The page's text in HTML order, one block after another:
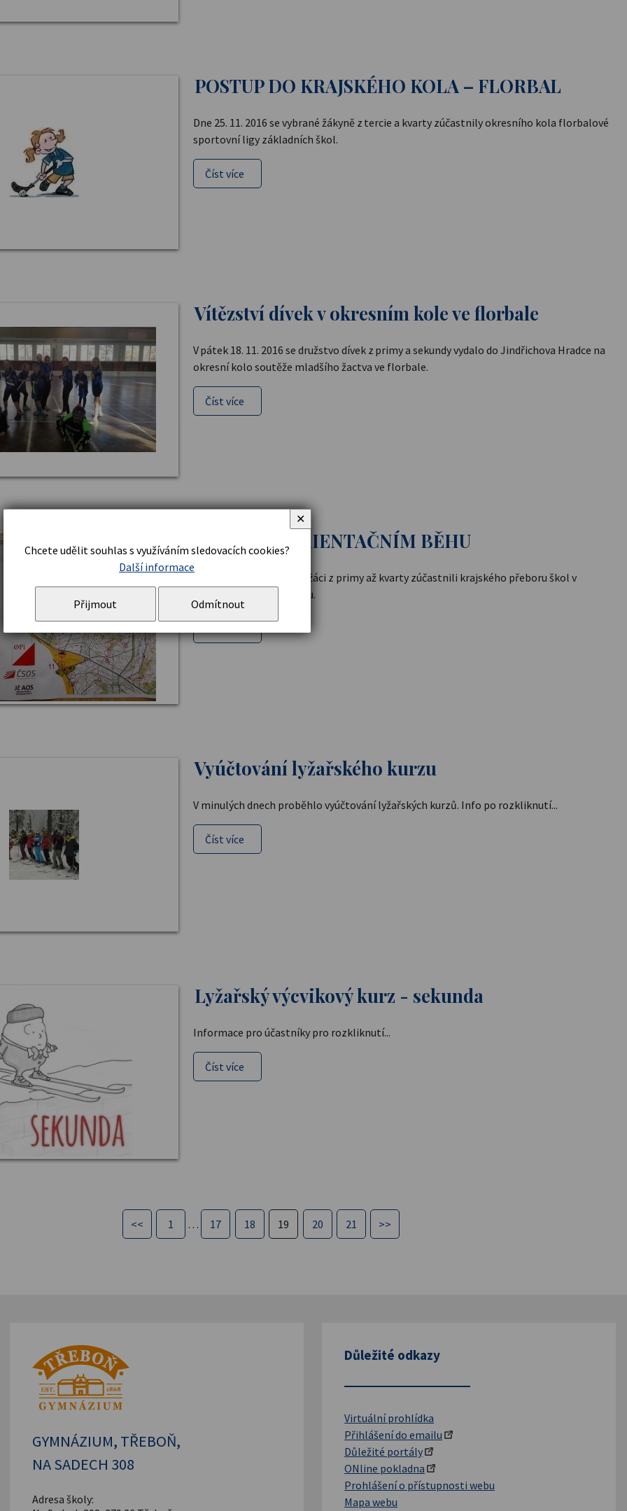
POSTUP DO KRAJSKÉHO KOLA – FLORBAL
Dne 25. 11. 2016 se vybrané žákyně z tercie a kvarty zúčastnily okresního kola florbalové
sportovní ligy základních škol.
Číst více
Vítězství dívek v okresním kole ve florbale
V pátek 18. 11. 2016 se družstvo dívek z primy a sekundy vydalo do Jindřichova Hradce na
okresní kolo soutěže mladšího žactva ve florbale.
Číst více
ÚSPĚCH V ORIENTAČNÍM BĚHU
Dne 4. 5. 2016 se vybraní žáci z primy až kvarty zúčastnili krajského přeboru škol v
orientačním běhu v Písku.
Vyúčtování lyžařského kurzu
V minulých dnech proběhlo vyúčtování lyžařských kurzů. Info po rozkliknutí...
Číst více
Lyžařský výcvikový kurz - sekunda
Informace pro účastníky pro rozkliknutí...
Číst více
<< 1 … 17 18 19 20 21 >>
GYMNÁZIUM, TŘEBOŇ,
NA SADECH 308
Adresa školy:
Důležité odkazy
Virtuální prohlídka
Přihlášení do emailu
Důležité portály
ONline pokladna
Prohlášení o přístupnosti webu
Mapa webu
Chcete udělit souhlas s využíváním sledovacích cookies?
Další informace
Přijmout Odmítnout
✕